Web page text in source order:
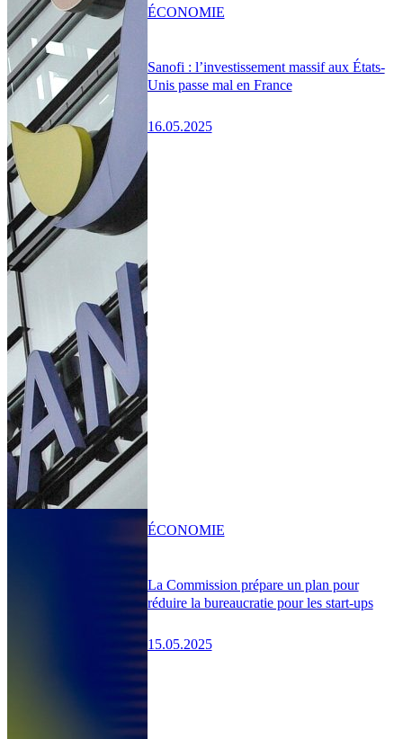
Sanofi : l’investissement massif aux États-
Unis passe mal en France
16.05.2025
ÉCONOMIE
La Commission prépare un plan pour
réduire la bureaucratie pour les start-ups
15.05.2025
ÉCONOMIE